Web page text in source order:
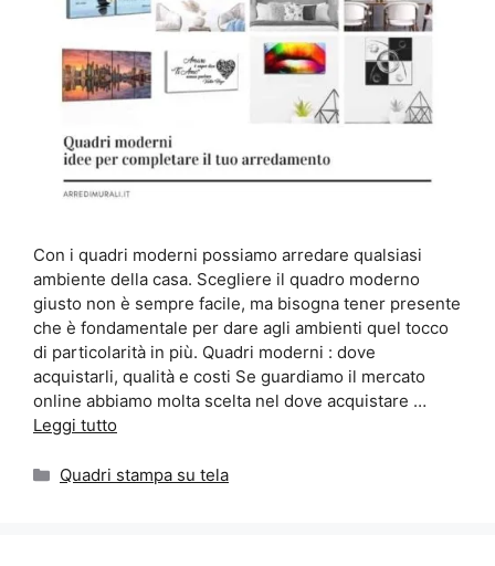
Con i quadri moderni possiamo arredare qualsiasi
ambiente della casa. Scegliere il quadro moderno
giusto non è sempre facile, ma bisogna tener presente
che è fondamentale per dare agli ambienti quel tocco
di particolarità in più. Quadri moderni : dove
acquistarli, qualità e costi Se guardiamo il mercato
online abbiamo molta scelta nel dove acquistare …
Leggi tutto
Categorie
Quadri stampa su tela